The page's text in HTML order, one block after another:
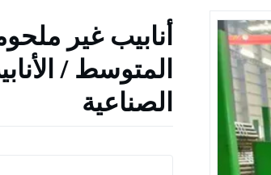
أنابيب غير
الصناعية